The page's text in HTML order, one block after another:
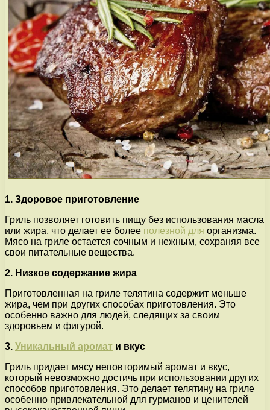
1. Здоровое приготовление
Гриль позволяет готовить пищу без использования масла
или жира, что делает ее более полезной для организма.
Мясо на гриле остается сочным и нежным, сохраняя все
свои питательные вещества.
2. Низкое содержание жира
Приготовленная на гриле телятина содержит меньше
жира, чем при других способах приготовления. Это
особенно важно для людей, следящих за своим
здоровьем и фигурой.
3. Уникальный аромат и вкус
Гриль придает мясу неповторимый аромат и вкус,
который невозможно достичь при использовании других
способов приготовления. Это делает телятину на гриле
особенно привлекательной для гурманов и ценителей